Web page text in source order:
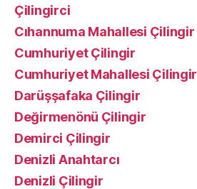
Çilingirci
Cıhannuma Mahallesi Çilingir
Cumhuriyet Çilingir
Cumhuriyet Mahallesi Çilingir
Darüşşafaka Çilingir
Değirmenönü Çilingir
Demirci Çilingir
Denizli Anahtarcı
Denizli Çilingir